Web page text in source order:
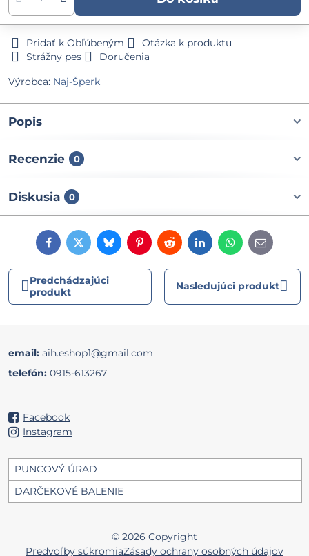
Pridať k Obľúbeným
Otázka k produktu
Strážny pes
Doručenia
Výrobca: Naj-Šperk
Popis
Recenzie 0
Diskusia 0
FacebookTwitterBlueskyPinterestRedditLinkedInWhatsApp
E-
mail
Predchádzajúci
produkt
Nasledujúci produkt
email: aih.eshop1@gmail.com
telefón: 0915-613267
Facebook
Instagram
PUNCOVÝ ÚRAD
DARČEKOVÉ BALENIE
© 2026 Copyright
Predvoľby súkromiaZásady ochrany osobných údajov